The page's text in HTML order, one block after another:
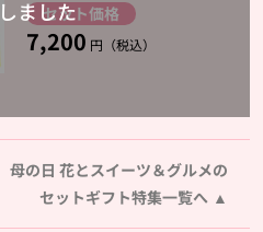
セット価格
7,200 円（税込）
母の日 花とスイーツ＆グルメの
セットギフト特集一覧へ